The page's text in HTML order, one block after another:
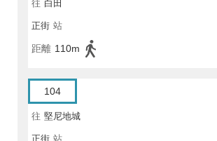
往 白田
正街 站
距離 110m
104
往 堅尼地城
正街 站